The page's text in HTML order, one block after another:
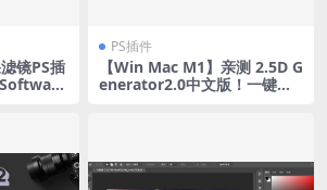
镜PS插
PS插件
【Win Mac M1】亲测 2.5D G
enerator2.0中文版！一键快